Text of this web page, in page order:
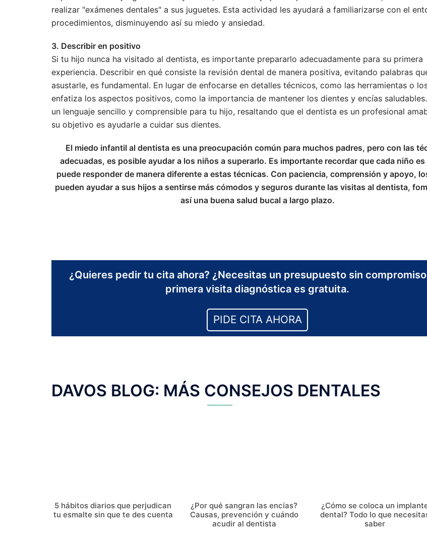
realizar "exámenes dentales" a sus juguetes. Esta actividad les ayudará a familiarizarse con el
procedimientos, disminuyendo así su miedo y ansiedad.
3. Describir en positivo
Si tu hijo nunca ha visitado al dentista, es importante prepararlo adecuadamente para su primera
experiencia. Describir en qué consiste la revisión dental de manera positiva, evitando palabras
asustarle, es fundamental. En lugar de enfocarse en detalles técnicos, como las herramientas o
enfatiza los aspectos positivos, como la importancia de mantener los dientes y encías
un lenguaje sencillo y comprensible para tu hijo, resaltando que el dentista es un profesional
su objetivo es ayudarle a cuidar sus dientes.
El miedo infantil al dentista es una preocupación común para muchos padres, pero con las
adecuadas, es posible ayudar a los niños a superarlo. Es importante recordar que cada niño
puede responder de manera diferente a estas técnicas. Con paciencia, comprensión y apoyo,
pueden ayudar a sus hijos a sentirse más cómodos y seguros durante las visitas al dentista,
así una buena salud bucal a largo plazo.
¿Quieres pedir tu cita ahora? ¿Necesitas un presupuesto sin
primera visita diagnóstica es gratuita.
PIDE CITA AHORA
DAVOS BLOG: MÁS CONSEJOS DENTALES
5 hábitos diarios que perjudican
tu esmalte sin que te des cuenta
¿Por qué sangran las encías?
Causas, prevención y cuándo
acudir al dentista
¿Cómo se coloca un
dental? Todo lo que
saber